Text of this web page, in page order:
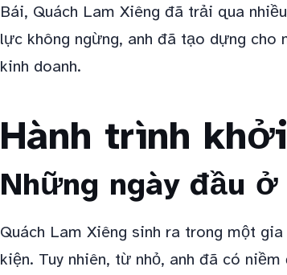
Bái, Quách Lam Xiêng đã trải qua
lực không ngừng, anh đã tạo dựng cho
kinh doanh.
Hành trình
Những ngày đầu ở
Quách Lam Xiêng sinh ra trong một
kiện. Tuy nhiên, từ nhỏ, anh đã có